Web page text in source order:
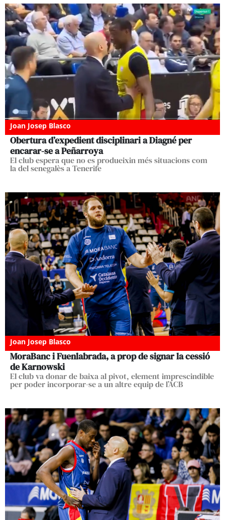
Joan Josep Blasco
Obertura d’expedient disciplinari a Diagné per
encarar-se a Peñarroya
El club espera que no es produeixin més situacions com
la del senegalès a Tenerife
Joan Josep Blasco
MoraBanc i Fuenlabrada, a prop de signar la cessió
de Karnowski
El club va donar de baixa al pivot, element imprescindible
per poder incorporar-se a un altre equip de l’ACB